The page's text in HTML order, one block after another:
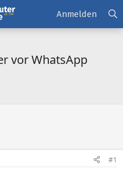
Anmelden
vor WhatsApp
#1